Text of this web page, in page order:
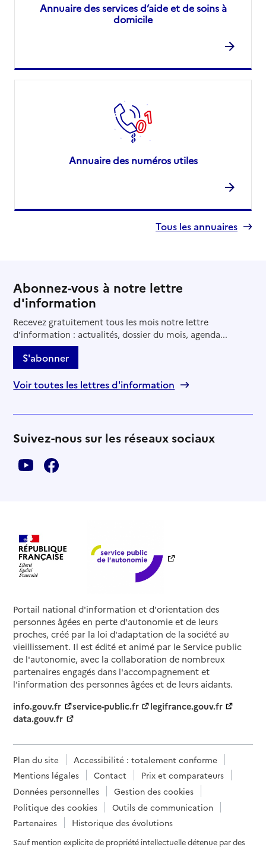
Annuaire des services d’aide et de soins à
domicile
Annuaire des numéros utiles
Tous les annuaires
Abonnez-vous à notre lettre
d'information
Recevez gratuitement tous les mois notre lettre
d'information : actualités, dossier du mois, agenda...
S'abonner
Voir toutes les lettres d'information
Suivez-nous sur les réseaux sociaux
Portail national d'information et d'orientation des
personnes âgées en perte d'autonomie et de leurs
proches, créé par la loi d'adaptation de la société au
vieillissement. Il est édité et animé par le Service public
de l'autonomie, avec la collaboration de nombreux
partenaires engagés dans l'accompagnement et
l'information des personnes âgées et de leurs aidants.
info.gouv.fr
service-public.fr
legifrance.gouv.fr
data.gouv.fr
Plan du site
Accessibilité : totalement conforme
Mentions légales
Contact
Prix et comparateurs
Données personnelles
Gestion des cookies
Politique des cookies
Outils de communication
Partenaires
Historique des évolutions
Sauf mention explicite de propriété intellectuelle détenue par des